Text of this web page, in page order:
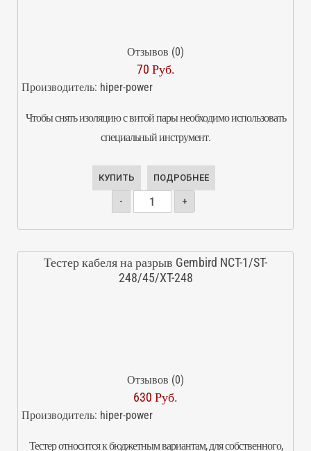
Отзывов (0)
70 Руб.
Производитель: hiper-power
Чтобы снять изоляцию с витой пары необходимо использовать
специальный инструмент.
КУПИТЬ ПОДРОБНЕЕ
- +
Тестер кабеля на разрыв Gembird NCT-1/ST-
248/45/XT-248
Отзывов (0)
630 Руб.
Производитель: hiper-power
Тестер относится к бюджетным вариантам, для собственного,